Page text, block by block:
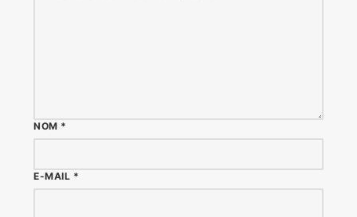
NOM *
E-MAIL *